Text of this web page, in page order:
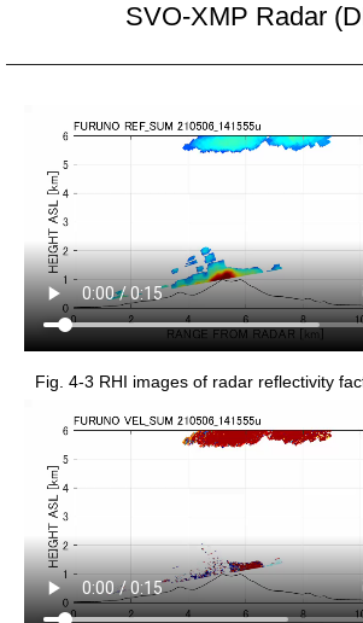
SVO-XMP Radar
Fig. 4-3 RHI images of radar reflectivity